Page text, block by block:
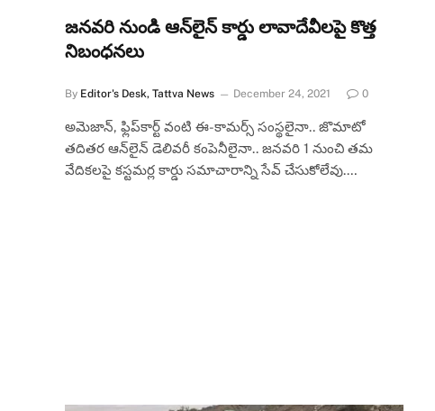
జనవరి నుండి ఆన్‌లైన్‌ కార్డు లావాదేవీలపై కొత్త
నిబంధనలు
By Editor's Desk, Tattva News December 24, 2021 0
అమెజాన్‌, ఫ్లిప్‌కార్ట్‌ వంటి ఈ-కామర్స్‌ సంస్థలైనా.. జొమాటో
తదితర ఆన్‌లైన్‌ డెలివరీ కంపెనీలైనా.. జనవరి 1 నుంచి తమ
వేదికలపై కస్టమర్ల కార్డు సమాచారాన్ని సేవ్‌ చేసుకోలేవు.…